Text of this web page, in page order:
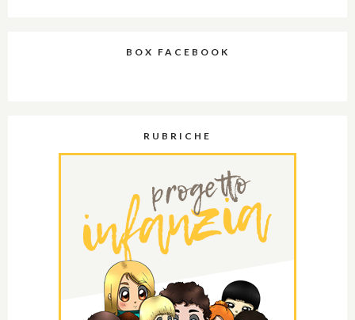
BOX FACEBOOK
RUBRICHE